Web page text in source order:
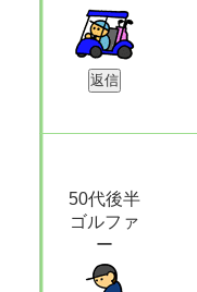
50代後半
ゴルファ
ー